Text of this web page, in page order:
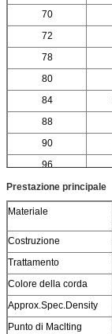
70
72
78
80
84
88
90
96
Prestazione principale
Materiale
Costruzione
Trattamento
Colore della corda
Approx.Spec.Density
Punto di Maclting